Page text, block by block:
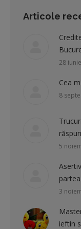
Articole
28
Cea
8
5
3
ieftin